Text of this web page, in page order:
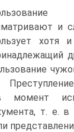
и
хотя
т. е.